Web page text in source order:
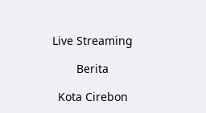
Live Streaming
Berita
Kota Cirebon